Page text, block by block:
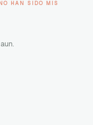
HAN SIDO MIS